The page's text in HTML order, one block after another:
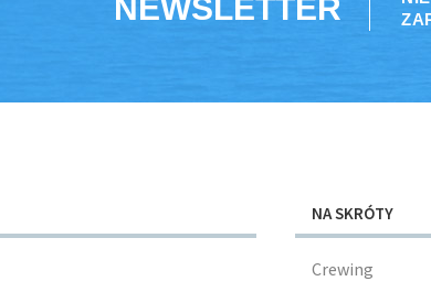
NEWSLETTER
NA SKRÓTY
Crewing